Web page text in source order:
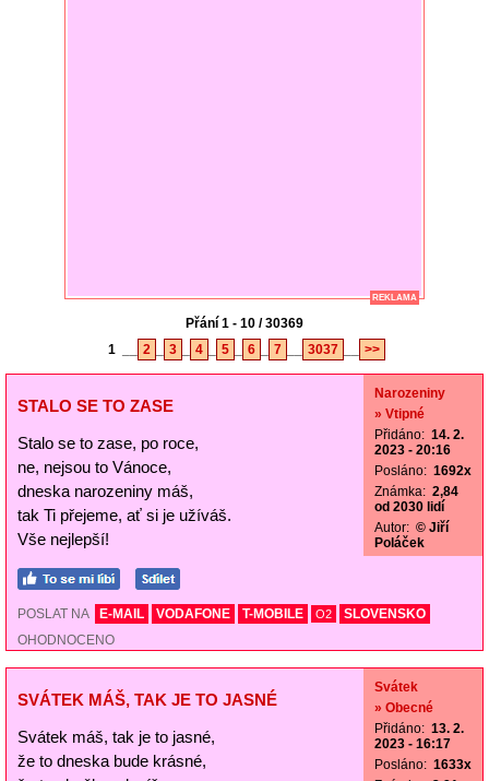
REKLAMA
Přání 1 - 10 / 30369
1
2 3 4 5 6 7 3037 >>
STALO SE TO ZASE
Stalo se to zase, po roce,
ne, nejsou to Vánoce,
dneska narozeniny máš,
tak Ti přejeme, ať si je užíváš.
Vše nejlepší!
Narozeniny
» Vtipné
Přidáno: 14. 2.
2023 - 20:16
Posláno: 1692x
Známka: 2,84
od 2030 lidí
Autor: © Jiří
Poláček
POSLAT NA E-MAIL VODAFONE T-MOBILE O2
SLOVENSKO
OHODNOCENO
SVÁTEK MÁŠ, TAK JE TO JASNÉ
Svátek máš, tak je to jasné,
že to dneska bude krásné,
Svátek
» Obecné
Přidáno: 13. 2.
2023 - 16:17
Posláno: 1633x